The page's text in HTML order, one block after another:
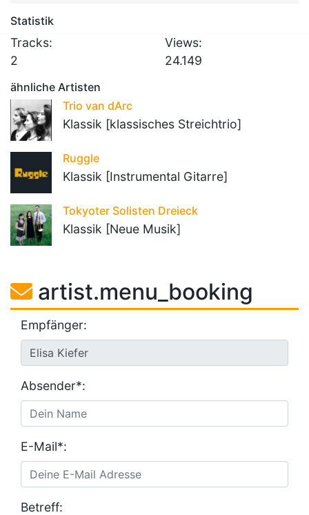
Statistik
Tracks:
2
Views:
24.149
ähnliche Artisten
Trio van dArc
Klassik [klassisches Streichtrio]
Ruggle
Klassik [Instrumental Gitarre]
Tokyoter Solisten Dreieck
Klassik [Neue Musik]
artist.menu_booking
Empfänger:
Absender*:
E-Mail*:
Betreff: